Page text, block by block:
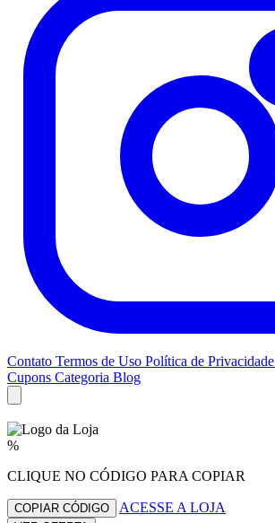
Contato Termos de Uso Política de Privacidade
Cupons Categoria Blog
%
CLIQUE NO CÓDIGO PARA COPIAR
COPIAR CÓDIGO ACESSE A LOJA